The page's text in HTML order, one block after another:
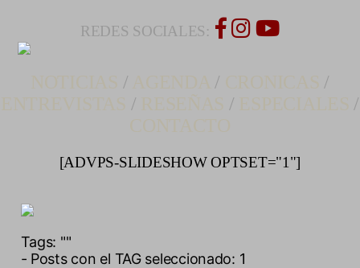
REDES SOCIALES:
/ /
/
/ /
/
[ADVPS-SLIDESHOW OPTSET="1"]
Tags: ""
- Posts con el TAG seleccionado: 1